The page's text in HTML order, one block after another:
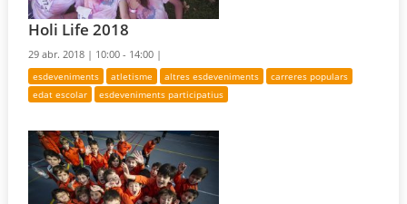
Holi Life 2018
29 abr. 2018 | 10:00 - 14:00 |
esdeveniments atletisme altres esdeveniments
carreres populars
edat escolar
esdeveniments participatius